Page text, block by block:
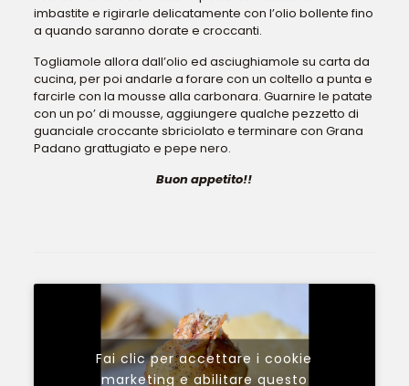
imbastite e rigirarle delicatamente con l’olio bollente fino
a quando saranno dorate e croccanti.
Togliamole allora dall’olio ed asciughiamole su carta da
cucina, per poi andarle a forare con un coltello a punta e
farcirle con la mousse alla carbonara. Guarnire le patate
con un po’ di mousse, aggiungere qualche pezzetto di
guanciale croccante sbriciolato e terminare con Grana
Padano grattugiato e pepe nero.
Buon appetito!!
Fai clic per accettare i cookie
marketing e abilitare questo